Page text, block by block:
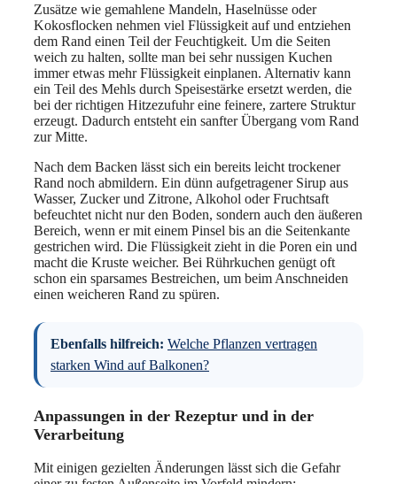
Zusätze wie gemahlene Mandeln, Haselnüsse oder
Kokosflocken nehmen viel Flüssigkeit auf und entziehen
dem Rand einen Teil der Feuchtigkeit. Um die Seiten
weich zu halten, sollte man bei sehr nussigen Kuchen
immer etwas mehr Flüssigkeit einplanen. Alternativ kann
ein Teil des Mehls durch Speisestärke ersetzt werden, die
bei der richtigen Hitzezufuhr eine feinere, zartere Struktur
erzeugt. Dadurch entsteht ein sanfter Übergang vom Rand
zur Mitte.
Nach dem Backen lässt sich ein bereits leicht trockener
Rand noch abmildern. Ein dünn aufgetragener Sirup aus
Wasser, Zucker und Zitrone, Alkohol oder Fruchtsaft
befeuchtet nicht nur den Boden, sondern auch den äußeren
Bereich, wenn er mit einem Pinsel bis an die Seitenkante
gestrichen wird. Die Flüssigkeit zieht in die Poren ein und
macht die Kruste weicher. Bei Rührkuchen genügt oft
schon ein sparsames Bestreichen, um beim Anschneiden
einen weicheren Rand zu spüren.
Ebenfalls hilfreich: Welche Pflanzen vertragen
starken Wind auf Balkonen?
Anpassungen in der Rezeptur und in der
Verarbeitung
Mit einigen gezielten Änderungen lässt sich die Gefahr